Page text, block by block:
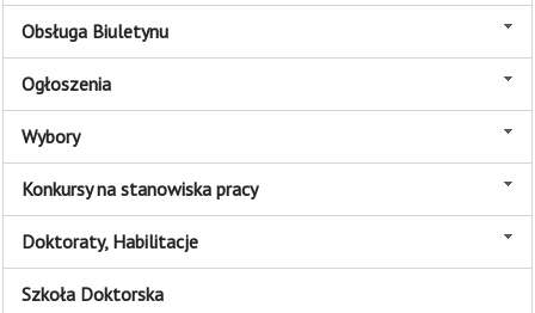
Obsługa Biuletynu
Ogłoszenia
Wybory
Konkursy na stanowiska pracy
Doktoraty, Habilitacje
Szkoła Doktorska